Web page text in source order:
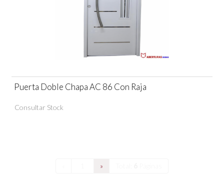
Puerta Doble Chapa AC 86 Con Raja
Consultar Stock
»